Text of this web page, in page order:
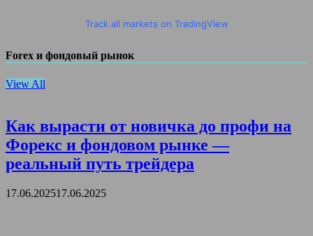
Track all markets on TradingView
Forex и фондовый рынок
View All
Как вырасти от новичка до профи на
Форекс и фондовом рынке —
реальный путь трейдера
17.06.202517.06.2025